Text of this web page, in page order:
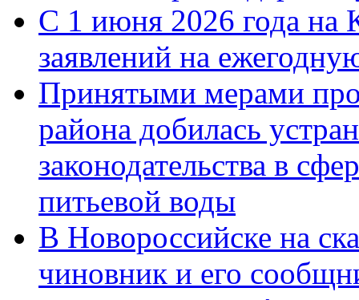
С 1 июня 2026 года на
заявлений на
Принятыми мерами
района добилась
законодательства в
питьевой воды
В Новороссийске на
чиновник и его